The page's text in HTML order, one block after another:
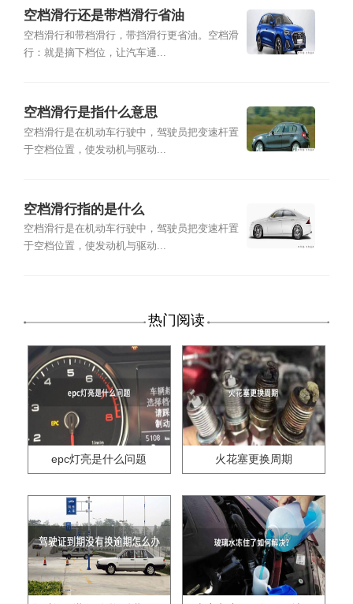
空档滑行还是带档滑行省油
空档滑行和带档滑行，带挡滑行更省油。空档滑
行：就是摘下档位，让汽车通...
空档滑行是指什么意思
空档滑行是在机动车行驶中，驾驶员把变速杆置
于空档位置，使发动机与驱动...
空档滑行指的是什么
空档滑行是在机动车行驶中，驾驶员把变速杆置
于空档位置，使发动机与驱动...
热门阅读
epc灯亮是什么问题 火花塞更换周期